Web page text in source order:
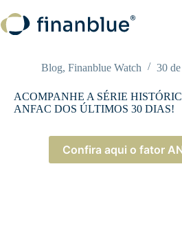
para
o
Blog, Finanblue Watch 30
ACOMPANHE A SÉRIE
ANFAC DOS ÚLTIMOS 30 DIAS!
Confira aqui o fator